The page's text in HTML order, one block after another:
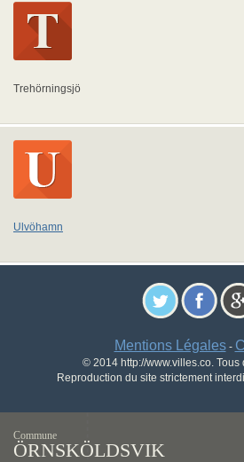
Trehörningsjö
Ulvöhamn
Mentions Légales-
© 2014 http://www.villes.co. Tous
Reproduction du site strictement
Commune
ÖRNSKÖLDSVIK